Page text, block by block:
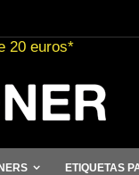
20 euros*
ETIQUETAS